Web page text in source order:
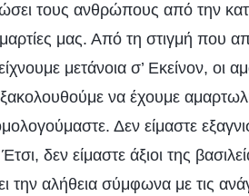
τους ανθρώπους από την
μας. Από τη στιγμή που
μετάνοια σ’ Εκείνον, οι
να έχουμε
Δεν είμαστε
δεν είμαστε άξιοι της
την αλήθεια σύμφωνα με τις